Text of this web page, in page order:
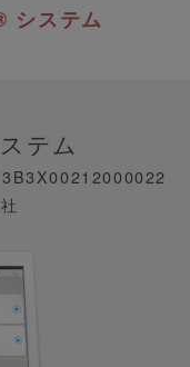
ステム
テム